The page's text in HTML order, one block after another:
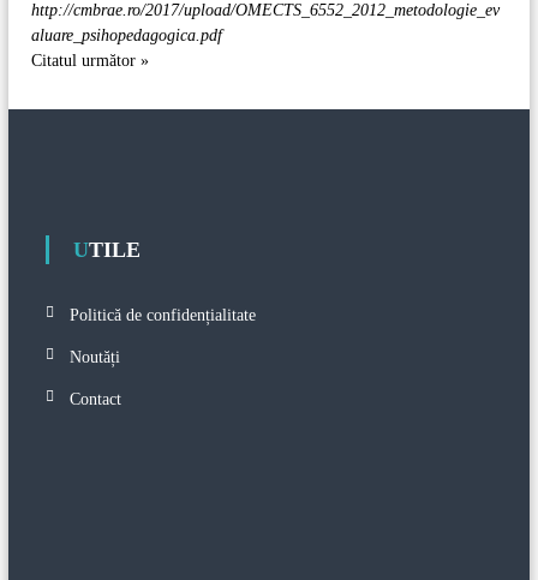
http://cmbrae.ro/2017/upload/OMECTS_6552_2012_metodologie_ev
aluare_psihopedagogica.pdf
Citatul următor »
UTILE
Politică de confidențialitate
Noutăți
Contact